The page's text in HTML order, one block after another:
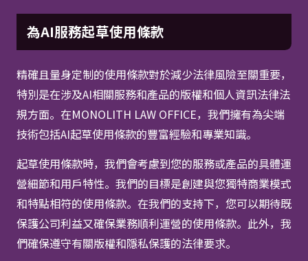
為AI服務起草使用條款
精確且量身定制的使用條款對於減少法律風險至關重要，
特別是在涉及AI相關服務和產品的版權和個人資訊法律法
規方面。在MONOLITH LAW OFFICE，我們擁有為尖端
技術包括AI起草使用條款的豐富經驗和專業知識。
起草使用條款時，我們會考慮到您的服務或產品的具體運
營細節和用戶特性。我們的目標是創建與您獨特商業模式
和特點相符的使用條款。在我們的支持下，您可以期待既
保護公司利益又確保業務順利運營的使用條款。此外，我
們確保遵守有關版權和隱私保護的法律要求。